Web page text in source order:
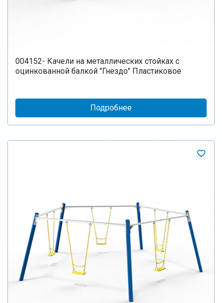
004152- Качели на металлических стойках с
оцинкованной балкой "Гнездо" Пластиковое
Подробнее